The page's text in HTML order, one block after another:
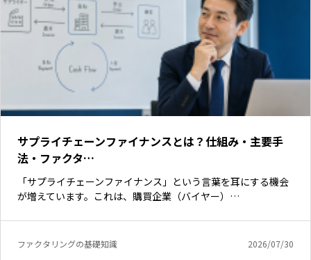
サプライチェーンファイナンスとは？仕組み・主要手
法・ファクタ…
「サプライチェーンファイナンス」という言葉を耳にする機会
が増えています。これは、購買企業（バイヤー）…
ファクタリングの基礎知識 2026/07/30